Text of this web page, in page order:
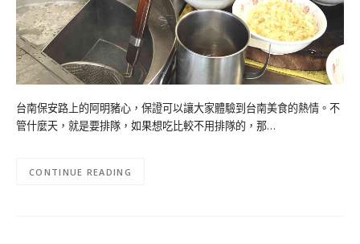
台南保安路上的阿明豬心，保證可以讓大家體驗到台南美食的熱情。不
管什麼天，就是要排隊，如果想吃比較不用排隊的，那…
CONTINUE READING